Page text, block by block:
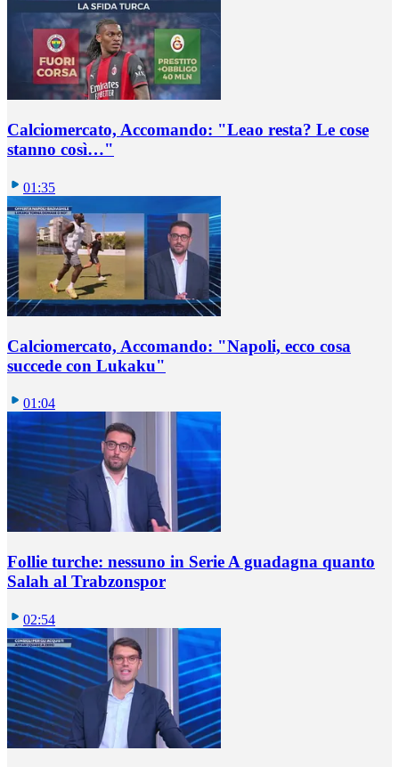
Calciomercato, Accomando: "Leao resta? Le cose
stanno così…"
01:35
Calciomercato, Accomando: "Napoli, ecco cosa
succede con Lukaku"
01:04
Follie turche: nessuno in Serie A guadagna quanto
Salah al Trabzonspor
02:54